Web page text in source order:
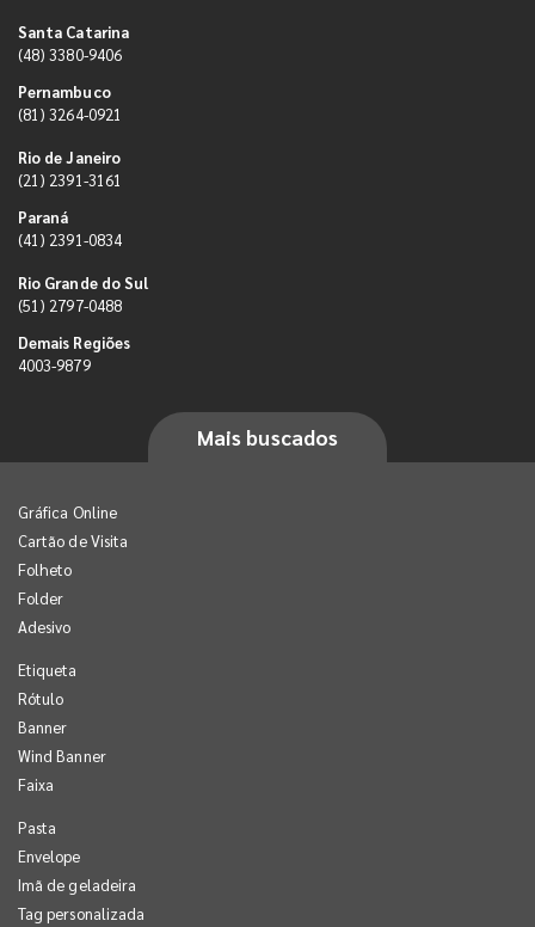
Santa Catarina
(48) 3380-9406
Pernambuco
(81) 3264-0921
Rio de Janeiro
(21) 2391-3161
Paraná
(41) 2391-0834
Rio Grande do Sul
(51) 2797-0488
Demais Regiões
4003-9879
Mais buscados
Gráfica Online
Cartão de Visita
Folheto
Folder
Adesivo
Etiqueta
Rótulo
Banner
Wind Banner
Faixa
Pasta
Envelope
Imã de geladeira
Tag personalizada